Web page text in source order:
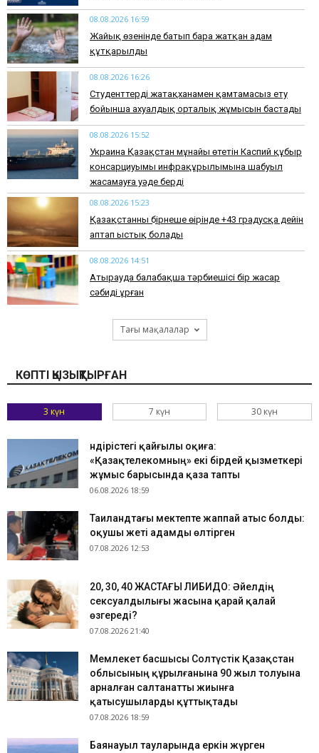
08.08.2026 16:59
Жайық өзенінде батып бара жатқан адам
құтқарылды
08.08.2026 16:26
Студенттерді жатақханамен қамтамасыз ету
бойынша ахуалдық орталық жұмысын бастады
08.08.2026 15:52
Украина Қазақстан мұнайы өтетін Каспий құбыр
консарциуымы инфрақұрылымына шабуыл
жасамауға уәде берді
08.08.2026 15:23
Қазақстанның бірнеше өңірінде +43 градусқа дейін
аптап ыстық болады
08.08.2026 14:51
Атырауда балабақша тәрбиешісі бір жасар
сәбиді ұрған
Тағы мақалалар
КӨПТІ ҚЫЗЫҚТЫРҒАН
3 күн 7 күн 30 күн
Өндірістегі қайғылы оқиға:
«Қазақтелекомның» екі бірдей қызметкері
жұмыс барысында қаза тапты
06.08.2026 18:59
Таиландтағы мектепте жаппай атыс болды:
оқушы жеті адамды өлтірген
07.08.2026 12:53
​20, 30, 40 ЖАСТАҒЫ ЛИБИДО: Әйелдің
сексуалдылығы жасына қарай қалай
өзгереді?
07.08.2026 21:40
Мемлекет басшысы Солтүстік Қазақстан
облысының құрылғанына 90 жыл толуына
арналған салтанатты жиынға
қатысушыларды құттықтады
07.08.2026 18:59
Баянауыл тауларында еркін жүрген